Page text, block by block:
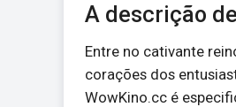
A descrição
Entre no cativante
corações dos
WowKino.cc é